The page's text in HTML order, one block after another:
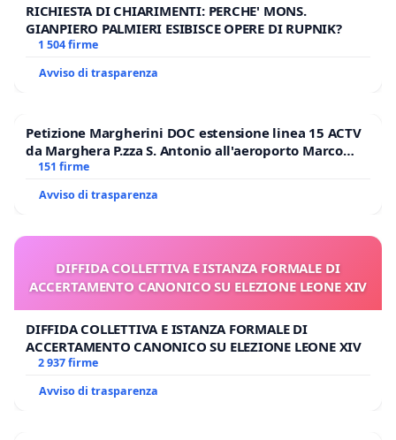
RICHIESTA DI CHIARIMENTI: PERCHE' MONS.
GIANPIERO PALMIERI ESIBISCE OPERE DI RUPNIK?
1 504 firme
Avviso di trasparenza
Petizione Margherini DOC estensione linea 15 ACTV
da Marghera P.zza S. Antonio all'aeroporto Marco
Polo tariffa a € 1,50
151 firme
Avviso di trasparenza
DIFFIDA COLLETTIVA E ISTANZA FORMALE DI
ACCERTAMENTO CANONICO SU ELEZIONE LEONE XIV
DIFFIDA COLLETTIVA E ISTANZA FORMALE DI
ACCERTAMENTO CANONICO SU ELEZIONE LEONE XIV
2 937 firme
Avviso di trasparenza